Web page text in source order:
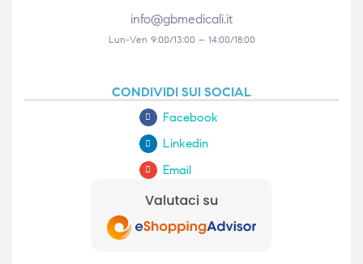
info@gbmedicali.it
Lun-Ven 9:00/13:00 – 14:00/18:00
CONDIVIDI SUI SOCIAL
Facebook
Linkedin
Email